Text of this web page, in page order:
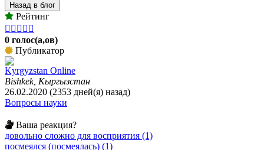
Назад в блог
Рейтинг
    
0 голос(а,ов)
Публикатор
Kyrgyzstan Online
Bishkek, Кыргызстан
26.02.2020 (2353 дней(я) назад)
Вопросы науки
Ваша реакция?
довольно сложно для восприятия (1)
посмеялся (посмеялась) (1)